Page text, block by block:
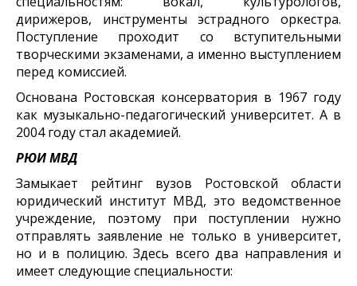
дирижеров, инструменты эстрадного оркестра.
Поступление проходит со вступительными
творческими экзаменами, а именно выступлением
перед комиссией.
Основана Ростовская консерватория в 1967 году
как музыкально-педагогический университет. А в
2004 году стал академией.
РЮИ МВД
Замыкает рейтинг вузов Ростовской области
юридический институт МВД, это ведомственное
учреждение, поэтому при поступлении нужно
отправлять заявление не только в университет,
но и в полицию. Здесь всего два направления и
имеет следующие специальности: